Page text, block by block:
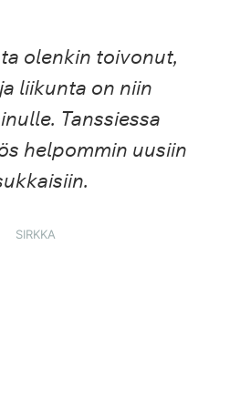
olenkin toivonut,
liikunta on niin
Tanssiessa
helpommin uusiin
SIRKKA